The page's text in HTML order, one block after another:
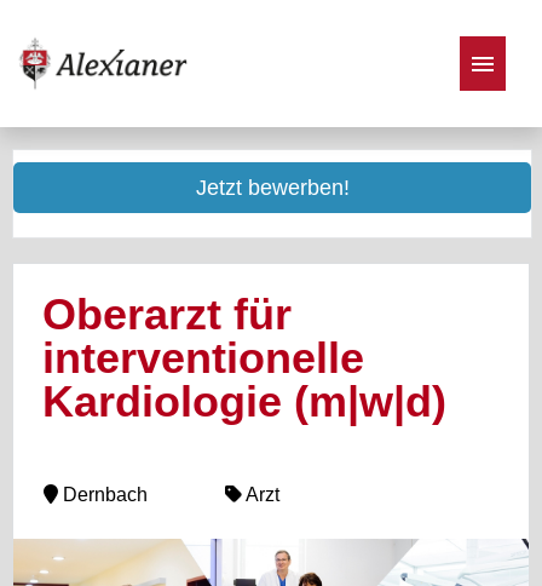
Stellenangebote
Jetzt bewerben!
Oberarzt für
interventionelle
Kardiologie (m|w|d)
Dernbach Arzt